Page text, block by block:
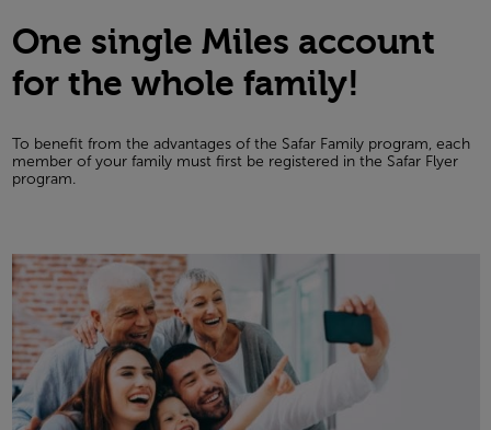
One single Miles account
for the whole family!
To benefit from the advantages of the Safar Family program, each
member of your family must first be registered in the Safar Flyer
program.